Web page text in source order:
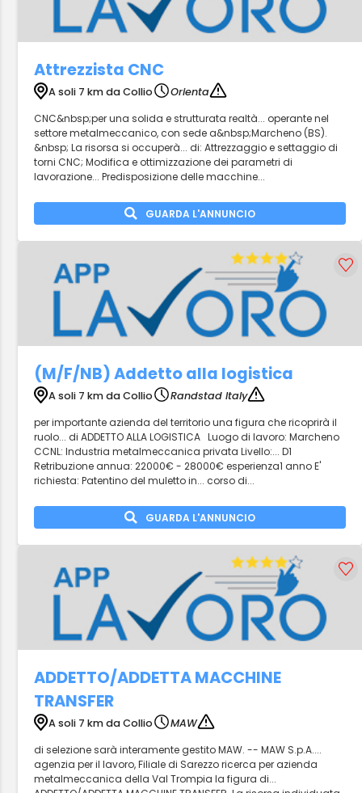
Attrezzista CNC
A soli 7 km da Collio
Orienta
CNC&nbsp;per una solida e strutturata realtà... operante nel
settore metalmeccanico, con sede a&nbsp;Marcheno (BS).
&nbsp; La risorsa si occuperà... di: Attrezzaggio e settaggio di
torni CNC; Modifica e ottimizzazione dei parametri di
lavorazione... Predisposizione delle macchine...
GUARDA L'ANNUNCIO
(M/F/NB) Addetto alla logistica
A soli 7 km da Collio
Randstad Italy
per importante azienda del territorio una figura che ricoprirà il
ruolo... di ADDETTO ALLA LOGISTICA Luogo di lavoro: Marcheno
CCNL: Industria metalmeccanica privata Livello:... D1
Retribuzione annua: 22000€ - 28000€ esperienza1 anno E'
richiesta: Patentino del muletto in... corso di...
GUARDA L'ANNUNCIO
ADDETTO/ADDETTA MACCHINE
TRANSFER
A soli 7 km da Collio
MAW
di selezione sarà interamente gestito MAW. -- MAW S.p.A....
agenzia per il lavoro, Filiale di Sarezzo ricerca per azienda
metalmeccanica della Val Trompia la figura di...